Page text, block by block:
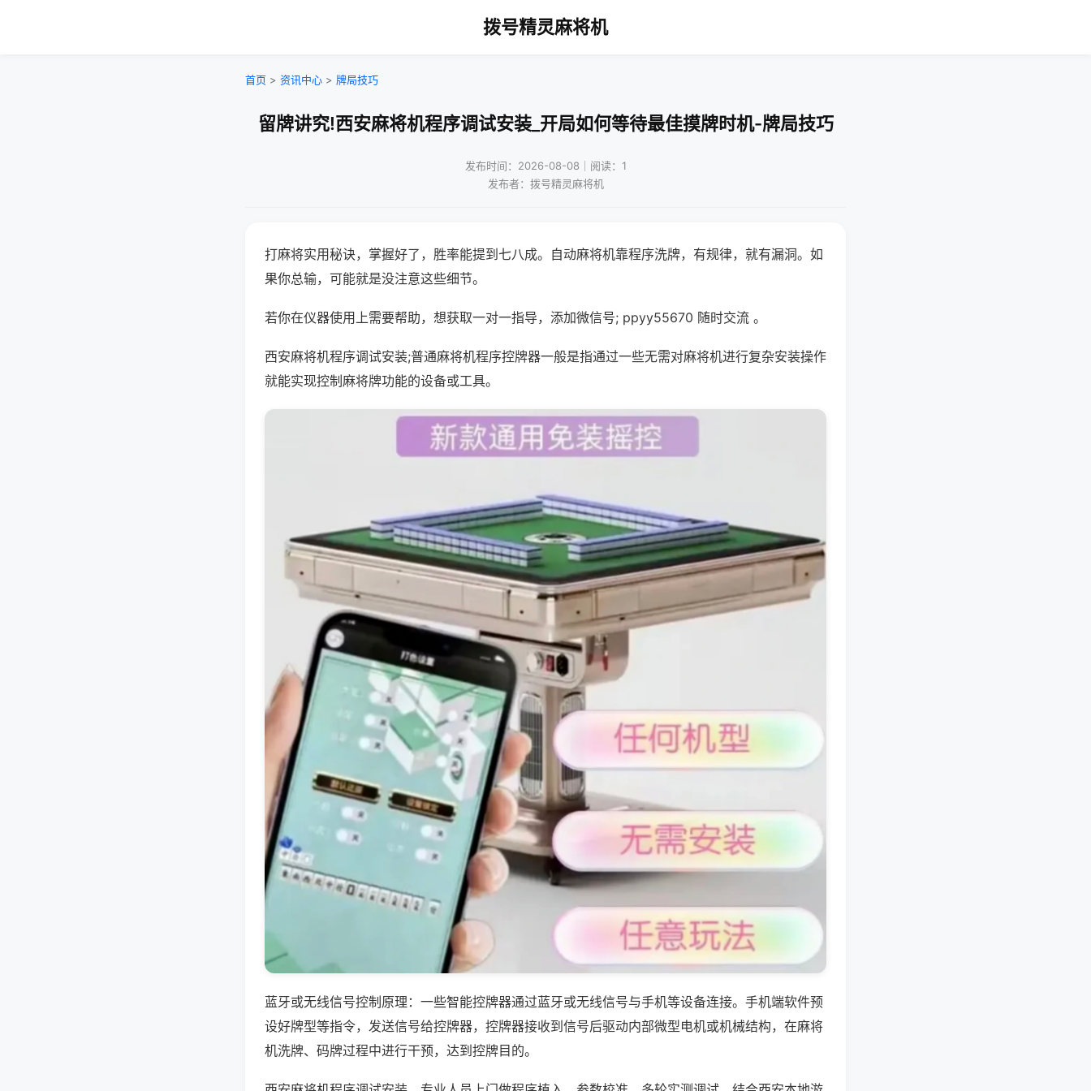
拨号精灵麻将机
首页 > 资讯中心 > 牌局技巧
留牌讲究!西安麻将机程序调试安装_开局如何等待最佳摸牌时机-牌局技巧
发布时间：2026-08-08｜阅读：1
发布者：拨号精灵麻将机
打麻将实用秘诀，掌握好了，胜率能提到七八成。自动麻将机靠程序洗牌，有规律，就有漏洞。如
果你总输，可能就是没注意这些细节。
若你在仪器使用上需要帮助，想获取一对一指导，添加微信号; ppyy55670 随时交流 。
西安麻将机程序调试安装;普通麻将机程序控牌器一般是指通过一些无需对麻将机进行复杂安装操作
就能实现控制麻将牌功能的设备或工具。
蓝牙或无线信号控制原理：一些智能控牌器通过蓝牙或无线信号与手机等设备连接。手机端软件预
设好牌型等指令，发送信号给控牌器，控牌器接收到信号后驱动内部微型电机或机械结构，在麻将
机洗牌、码牌过程中进行干预，达到控牌目的。